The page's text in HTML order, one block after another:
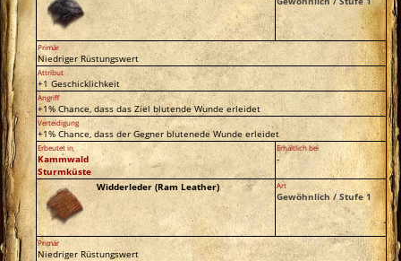
Primär
Niedriger Rüstungswert
Attribut
+1 Geschicklichkeit
Angriff
+1% Chance, dass das Ziel blutende Wunde erleidet
Verteidigung
+1% Chance, dass der Gegner blutenede Wunde erleidet
Erbeutet in
Kammwald
Sturmküste
Erhältlich bei
-
Widderleder (Ram Leather) Art
Gewöhnlich / Stufe 1
Primär
Niedriger Rüstungswert